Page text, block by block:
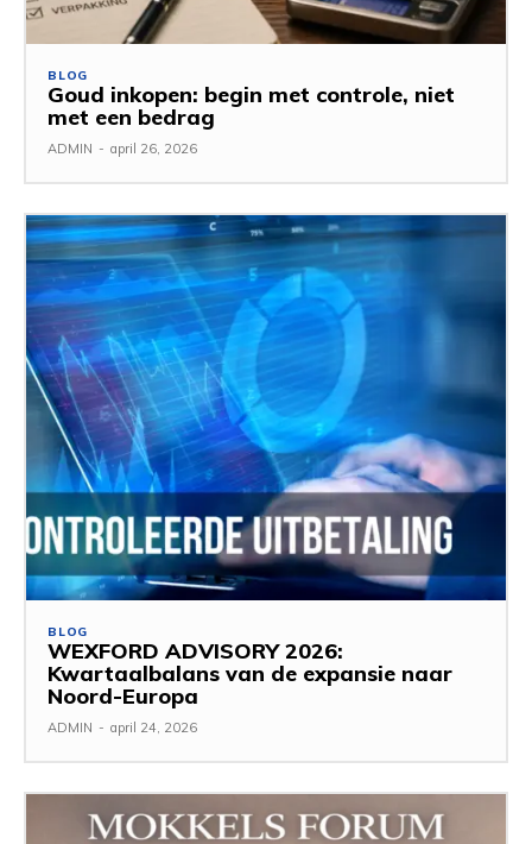
BLOG
Goud inkopen: begin met controle, niet
met een bedrag
ADMIN - april 26, 2026
BLOG
WEXFORD ADVISORY 2026:
Kwartaalbalans van de expansie naar
Noord-Europa
ADMIN - april 24, 2026